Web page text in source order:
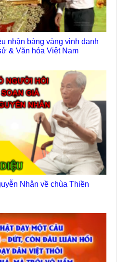
nhận bảng vàng vinh danh
& Văn hóa Việt Nam
Nhân về chùa Thiền